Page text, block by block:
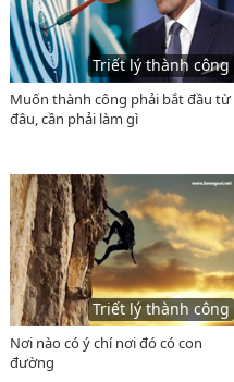
Triết lý thành công
Muốn thành công phải bắt đầu từ
đâu, cần phải làm gì
Triết lý thành công
Nơi nào có ý chí nơi đó có con
đường